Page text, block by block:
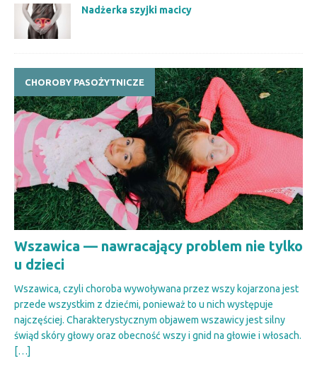
Nadżerka szyjki macicy
CHOROBY PASOŻYTNICZE
Wszawica — nawracający problem nie tylko
u dzieci
Wszawica, czyli choroba wywoływana przez wszy kojarzona jest
przede wszystkim z dziećmi, ponieważ to u nich występuje
najczęściej. Charakterystycznym objawem wszawicy jest silny
świąd skóry głowy oraz obecność wszy i gnid na głowie i włosach.
[…]